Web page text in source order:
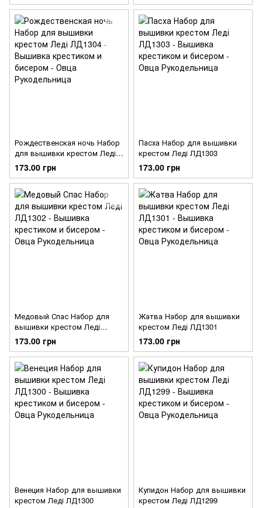
Рождественская ночь Набор
для вышивки крестом Леді
ЛД1304
173.00 грн
Пасха Набор для вышивки
крестом Леді ЛД1303
173.00 грн
Медовый Спас Набор для
вышивки крестом Леді
ЛД1302
173.00 грн
Жатва Набор для вышивки
крестом Леді ЛД1301
173.00 грн
Венеция Набор для вышивки
крестом Леді ЛД1300
Купидон Набор для вышивки
крестом Леді ЛД1299